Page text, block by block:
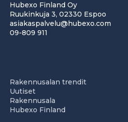
Hubexo Finland Oy
Ruukinkuja 3, 02330 Espoo
asiakaspalvelu@hubexo.com
09-809 911
Rakennusalan trendit
Uutiset
Rakennusala
Hubexo Finland